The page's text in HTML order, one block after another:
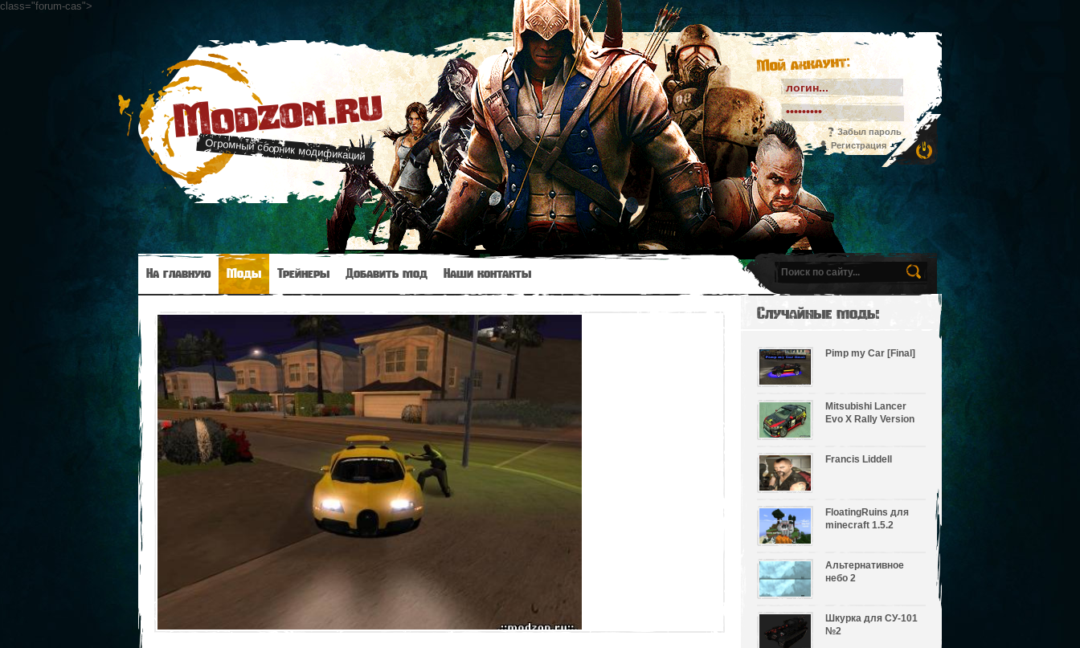
class="forum-cas">
Modzon.ru
Огромный сборник модификаций
Мой аккаунт:
Забыл пароль
Регистрация
На главную Моды Трейнеры Добавить мод Наши контакты
Случайные моды
Pimp my Car [Final]
Mitsubishi Lancer
Evo X Rally Version
Francis Liddell
FloatingRuins для
minecraft 1.5.2
Альтернативное
небо 2
Шкурка для СУ-101
№2